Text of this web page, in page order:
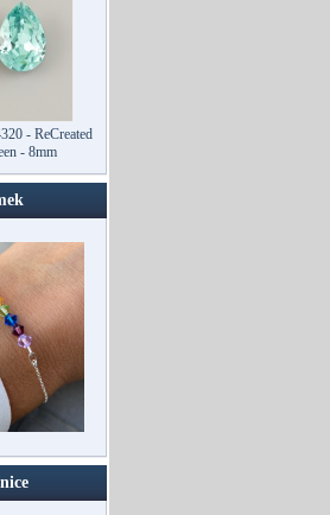
- ReCreated
- 8mm
- ReCreated
- 10mm